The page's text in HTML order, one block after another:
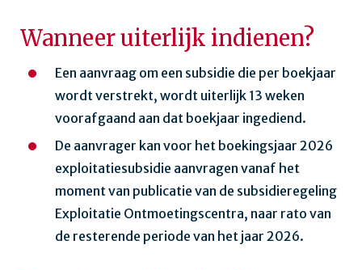
Wanneer uiterlijk indienen?
Een aanvraag om een subsidie die per boekjaar
wordt verstrekt, wordt uiterlijk 13 weken
voorafgaand aan dat boekjaar ingediend.
De aanvrager kan voor het boekingsjaar 2026
exploitatiesubsidie aanvragen vanaf het
moment van publicatie van de subsidieregeling
Exploitatie Ontmoetingscentra, naar rato van
de resterende periode van het jaar 2026.